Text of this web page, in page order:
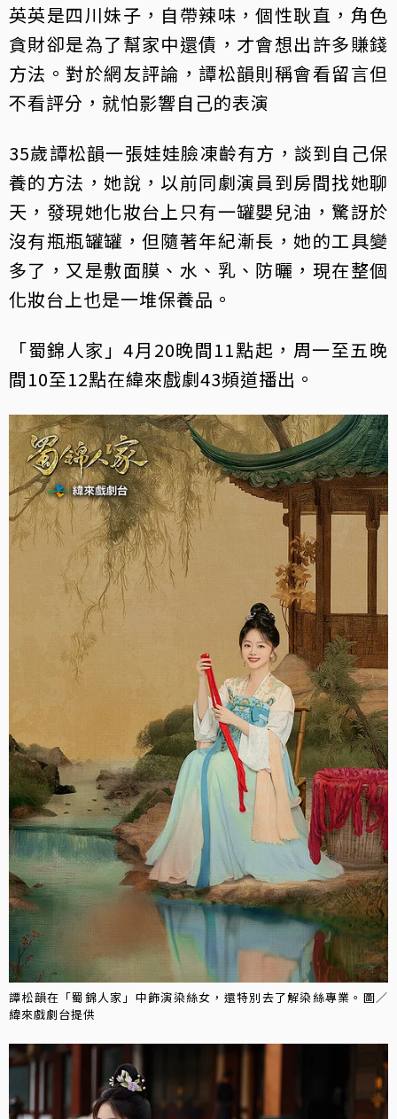
英英是四川妹子，自帶辣味，個性耿直，角色
貪財卻是為了幫家中還債，才會想出許多賺錢
方法。對於網友評論，譚松韻則稱會看留言但
不看評分，就怕影響自己的表演
35歲譚松韻一張娃娃臉凍齡有方，談到自己保
養的方法，她說，以前同劇演員到房間找她聊
天，發現她化妝台上只有一罐嬰兒油，驚訝於
沒有瓶瓶罐罐，但隨著年紀漸長，她的工具變
多了，又是敷面膜、水、乳、防曬，現在整個
化妝台上也是一堆保養品。
「蜀錦人家」4月20晚間11點起，周一至五晚
間10至12點在緯來戲劇43頻道播出。
譚松韻在「蜀錦人家」中飾演染絲女，還特別去了解染絲專業。圖／
緯來戲劇台提供